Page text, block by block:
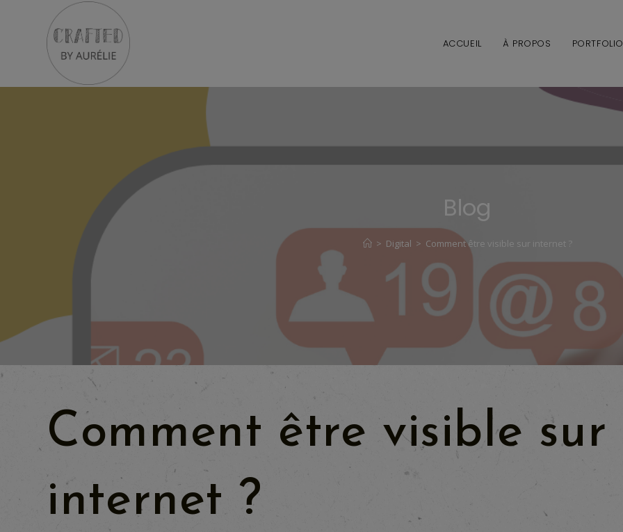
ACCUEIL À PROPOS PORTFOLIO
Blog
> Digital > Comment être visible sur internet ?
Comment être visible sur
internet ?